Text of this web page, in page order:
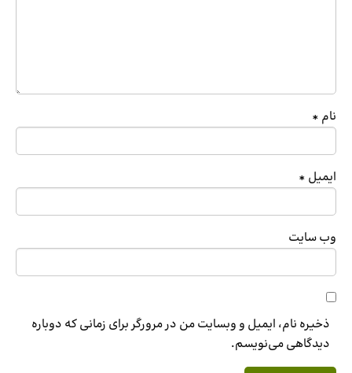
نام *
ایمیل *
وب‌ سایت
ذخیره نام، ایمیل و وبسایت من در مرورگر برای زمانی که دوباره
دیدگاهی می‌نویسم.